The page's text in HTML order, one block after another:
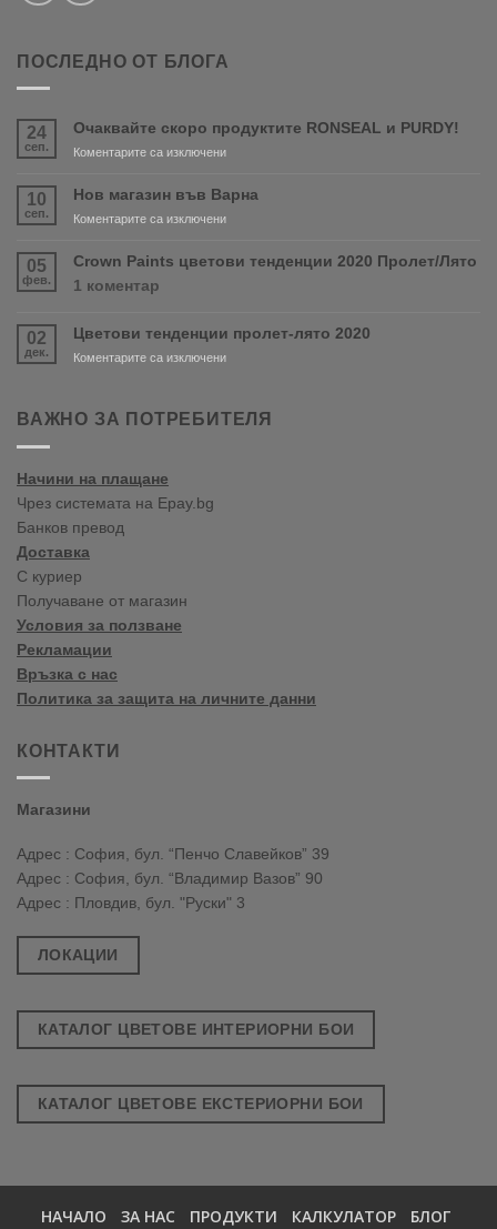
ПОСЛЕДНО ОТ БЛОГА
24
сеп.
Очаквайте скоро продуктите RONSEAL и PURDY!
Коментарите са изключениза
продуктите
RONSEAL
PURDY!
10
сеп.
Нов магазин във Варна
Коментарите са изключениза
05
фев.
Crown Paints цветови тенденции 2020 Пролет/Лято
1 коментар
цветови
тенденции
Лято
02
дек.
Цветови тенденции пролет-лято 2020
Коментарите са изключениза
пролет-
ВАЖНО ЗА ПОТРЕБИТЕЛЯ
Начини на плащане
Чрез системата на Epay.bg
Банков превод
Доставка
С куриер
Получаване от магазин
Условия за ползване
Рекламации
Връзка с нас
Политика за защита на личните данни
КОНТАКТИ
Магазини
Адрес : София, бул. “Пенчо Славейков” 39
Адрес : София, бул. “Владимир Вазов” 90
Адрес : Пловдив, бул. "Руски" 3
ЛОКАЦИИ
КАТАЛОГ ЦВЕТОВЕ ИНТЕРИОРНИ БОИ
КАТАЛОГ ЦВЕТОВЕ ЕКСТЕРИОРНИ БОИ
НАЧАЛО ЗА НАС ПРОДУКТИ КАЛКУЛАТОР
БЛОГ